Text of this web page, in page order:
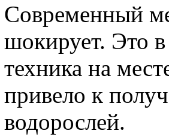
Современный
шокирует. Это в
техника на
привело к
водорослей.